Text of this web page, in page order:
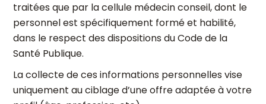
traitées que par la cellule médecin conseil, dont le
personnel est spécifiquement formé et habilité,
dans le respect des dispositions du Code de la
Santé Publique.
La collecte de ces informations personnelles vise
uniquement au ciblage d’une offre adaptée à votre